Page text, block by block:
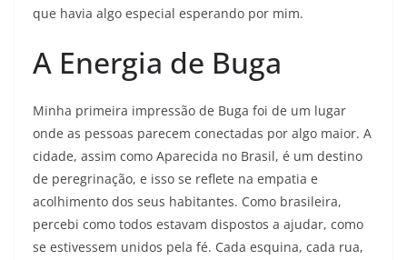
que havia algo especial esperando por mim.
A Energia de Buga
Minha primeira impressão de Buga foi de um lugar
onde as pessoas parecem conectadas por algo maior. A
cidade, assim como Aparecida no Brasil, é um destino
de peregrinação, e isso se reflete na empatia e
acolhimento dos seus habitantes. Como brasileira,
percebi como todos estavam dispostos a ajudar, como
se estivessem unidos pela fé. Cada esquina, cada rua,